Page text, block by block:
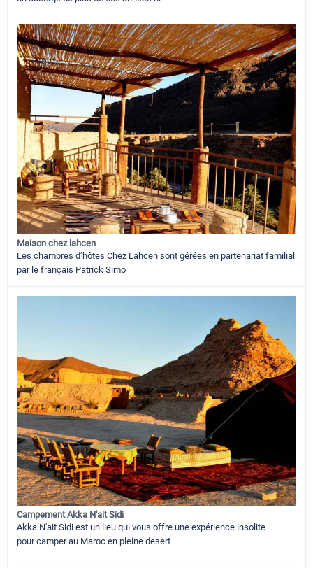
Maison chez lahcen
Les chambres d’hôtes Chez Lahcen sont gérées en partenariat familial
par le français Patrick Simo
Campement Akka N'ait Sidi
Akka N'ait Sidi est un lieu qui vous offre une expérience insolite
pour camper au Maroc en pleine desert